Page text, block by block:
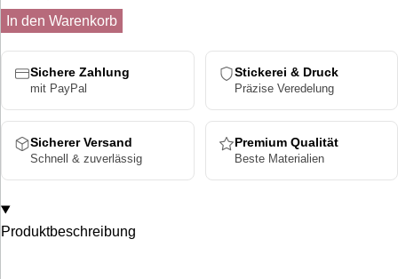
In den Warenkorb
Sichere Zahlung
mit PayPal
Stickerei & Druck
Präzise Veredelung
Sicherer Versand
Schnell & zuverlässig
Premium Qualität
Beste Materialien
Produktbeschreibung